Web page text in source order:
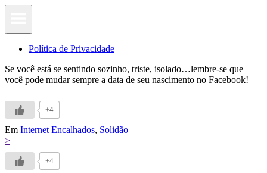
Política de Privacidade
Se você está se sentindo sozinho, triste, isolado…lembre-se que
você pode mudar sempre a data de seu nascimento no Facebook!
+4
Em Internet Encalhados, Solidão
>
+4